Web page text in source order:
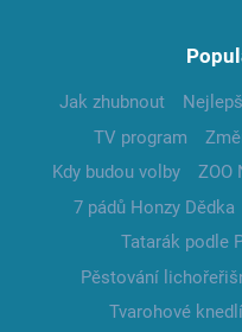
Jak zhubnout
TV program
Kdy budou volby
ZOO
7 pádů Honzy Dědka
Tatarák podle
Pěstování
Tvarohové